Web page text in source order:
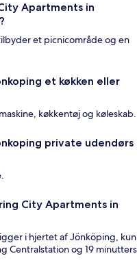
Apartments in
et picnicområde og en
et køkken eller
køkkentøj og køleskab.
private udendørs
City Apartments in
i hjertet af Jönköping, kun
Centralstation og 19 minutters